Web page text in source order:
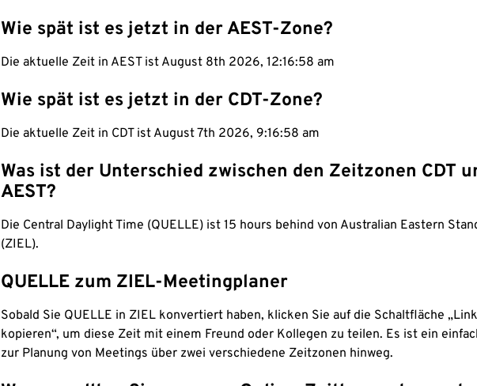
Wie spät ist es jetzt in der AEST-Zone?
Die aktuelle Zeit in AEST ist August 8th 2026, 12:16:59 am
Wie spät ist es jetzt in der CDT-Zone?
Die aktuelle Zeit in CDT ist August 7th 2026, 9:16:59 am
Was ist der Unterschied zwischen den Zeitzonen CDT
AEST?
Die Central Daylight Time (QUELLE) ist 15 hours behind von Australian Eastern
(ZIEL).
QUELLE zum ZIEL-Meetingplaner
Sobald Sie QUELLE in ZIEL konvertiert haben, klicken Sie auf die Schaltfläche „Link
kopieren“, um diese Zeit mit einem Freund oder Kollegen zu teilen. Es ist ein
zur Planung von Meetings über zwei verschiedene Zeitzonen hinweg.